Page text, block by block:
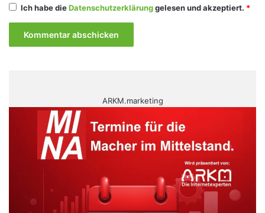
Ich habe dieDatenschutzerklärunggelesen und akzeptiert. *
ARKM.marketing